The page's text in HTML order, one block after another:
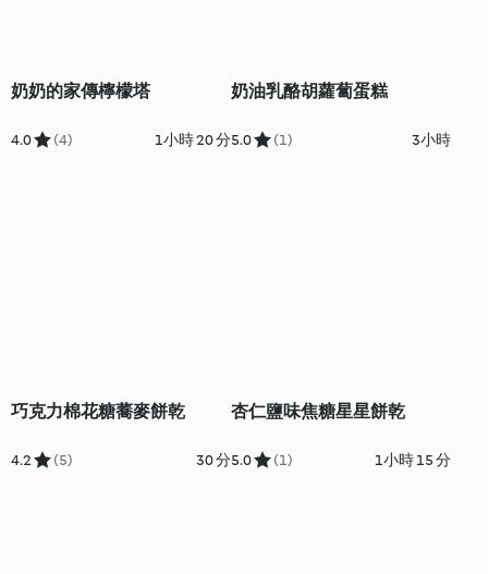
奶奶的家傳檸檬塔
4.0 (4) 1小時 20 分
奶油乳酪胡蘿蔔蛋糕
5.0 (1) 3小時
巧克力棉花糖蕎麥餅乾
4.2 (5) 30 分
杏仁鹽味焦糖星星餅乾
5.0 (1) 1小時 15 分